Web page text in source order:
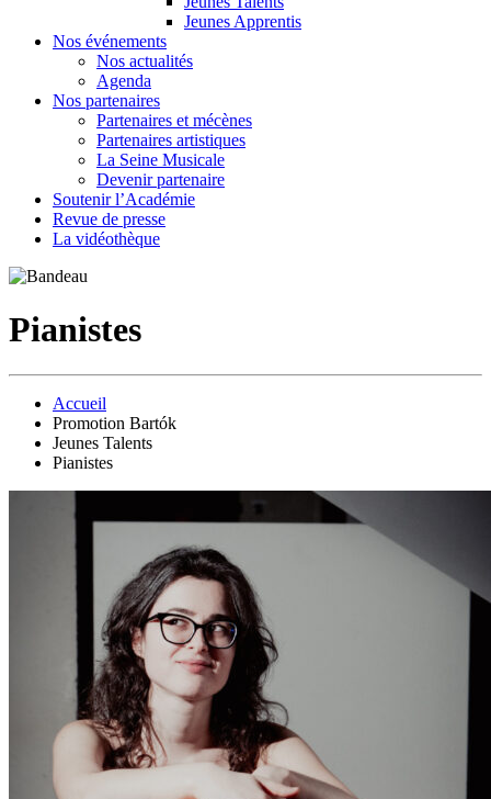
Jeunes Apprentis
Nos événements
Nos actualités
Agenda
Nos partenaires
Partenaires et mécènes
Partenaires artistiques
La Seine Musicale
Devenir partenaire
Soutenir l’Académie
Revue de presse
La vidéothèque
Pianistes
Accueil
Promotion Bartók
Jeunes Talents
Pianistes